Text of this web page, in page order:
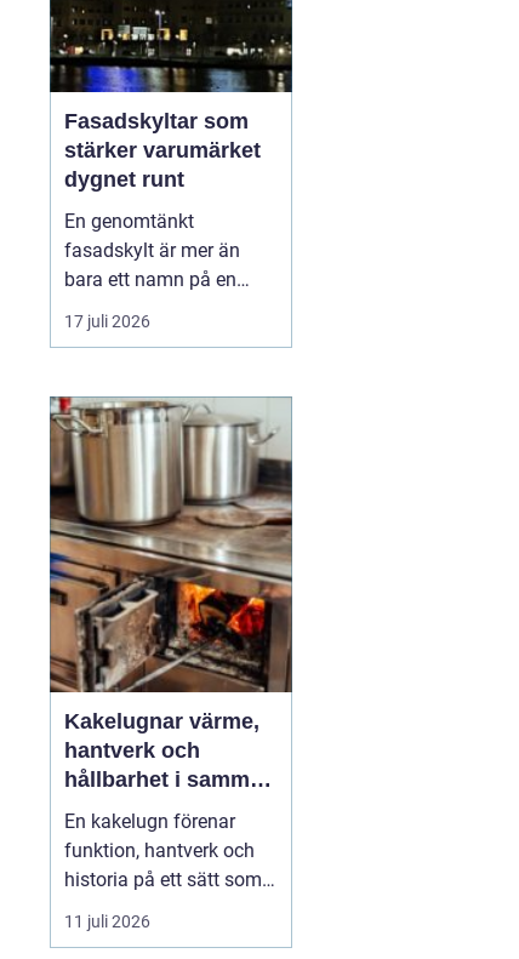
Fasadskyltar som
stärker varumärket
dygnet runt
En genomtänkt
fasadskylt är mer än
bara ett namn på en
vägg. Den fungerar som
företagets ansikte utåt,
signalerar kvalitet innan
någon ens har klivit
innanför dörren. F&o...
17 juli 2026
Kakelugnar värme,
hantverk och
hållbarhet i samma
eldstad
En kakelugn förenar
funktion, hantverk och
historia på ett sätt som
få andra
inredningsdetaljer gör.
11 juli 2026